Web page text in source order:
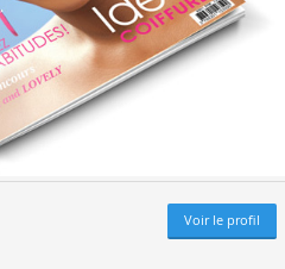
Voir le profil